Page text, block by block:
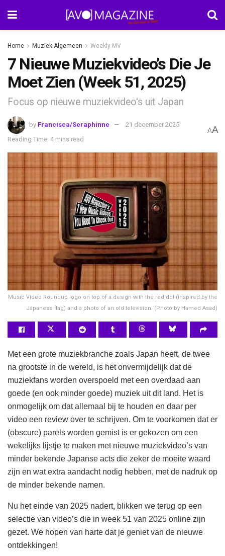
Home Muziek Algemeen Weekly MV
7 Nieuwe Muziekvideo’s Die Je
Moet Zien (Week 51, 2025)
Focus op nieuwe muziekvideo's uit Japan
by Francisca/Seraphinne
21 december 2025
Reading Time: 4 mins read
AA
Music Video Roundup logo on top of a design with the red dot (inspired by the
Japanese flag) and a photo of an old television. (Photo by Hamed Asad)
Met een grote muziekbranche zoals Japan heeft, de twee
na grootste in de wereld, is het onvermijdelijk dat de
muziekfans worden overspoeld met een overdaad aan
goede (en ook minder goede) muziek uit dit land. Het is
onmogelijk om dat allemaal bij te houden en daar per
video een review over te schrijven. Om te voorkomen dat er
(obscure) parels worden gemist is er gekozen om een
wekelijks lijstje te maken met nieuwe muziekvideo’s van
minder bekende Japanse acts die zeker de moeite waard
zijn en wat extra aandacht nodig hebben, met de nadruk op
de minder bekende namen.
Nu het einde van 2025 nadert, blikken we terug op een
selectie van video’s die in week 51 van 2025 online zijn
gezet. We hopen van harte dat je geniet van de nieuwe
ontdekkingen!